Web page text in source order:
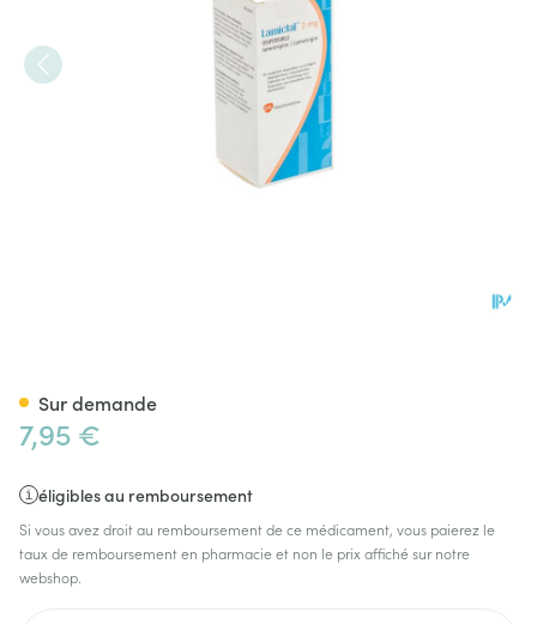
7,95 €
éligibles au remboursement
Si vous avez droit au remboursement de ce médicament, vous paierez le
taux de remboursement en pharmacie et non le prix affiché sur notre
webshop.
Sur demande